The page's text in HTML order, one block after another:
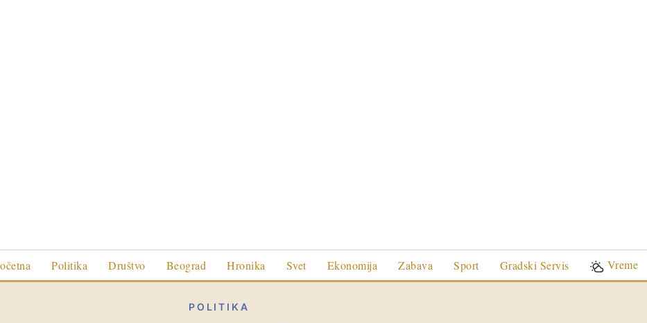
Politika Društvo Beograd Hronika Svet Ekonomija Zabava Sport Gradski Servis Vreme
POLITIKA